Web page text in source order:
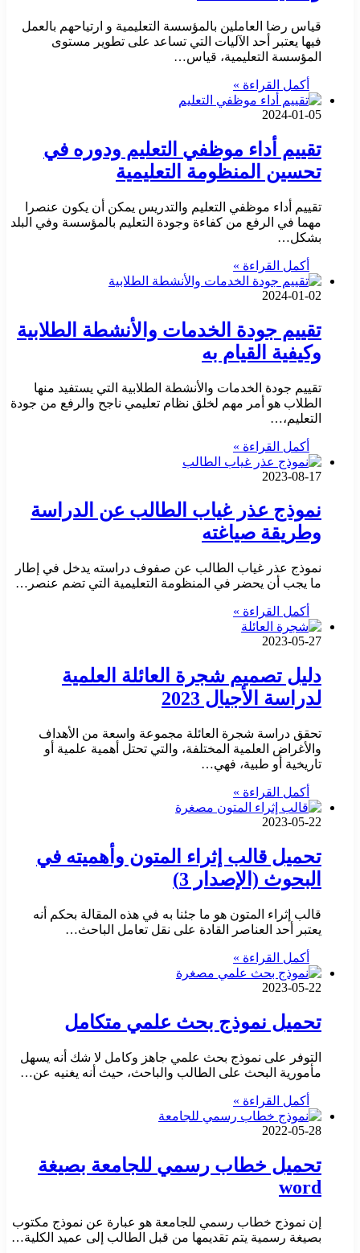
قياس رضا العاملين بالمؤسسة التعليمية و ارتياحهم بالعمل
فيها يعتبر أحد الآليات التي تساعد على تطوير مستوى
المؤسسة التعليمية، قياس…
أكمل القراءة »
2024-01-05
تقييم أداء موظفي التعليم ودوره في
تحسين المنظومة التعليمية
تقييم أداء موظفي التعليم والتدريس يمكن أن يكون عنصرا
مهما في الرفع من كفاءة وجودة التعليم بالمؤسسة وفي البلد
بشكل…
أكمل القراءة »
2024-01-02
تقييم جودة الخدمات والأنشطة الطلابية
وكيفية القيام به
تقييم جودة الخدمات والأنشطة الطلابية التي يستفيد منها
الطلاب هو أمر مهم لخلق نظام تعليمي ناجح والرفع من جودة
التعليم،…
أكمل القراءة »
2023-08-17
نموذج عذر غياب الطالب عن الدراسة
وطريقة صياغته
نموذج عذر غياب الطالب عن صفوف دراسته يدخل في إطار
ما يجب أن يحضر في المنظومة التعليمية التي تضم عنصر…
أكمل القراءة »
2023-05-27
دليل تصميم شجرة العائلة العلمية
لدراسة الأجيال 2023
تحقق دراسة شجرة العائلة مجموعة واسعة من الأهداف
والأغراض العلمية المختلفة، والتي تحتل أهمية علمية أو
تاريخية أو طبية، فهي…
أكمل القراءة »
2023-05-22
تحميل قالب إثراء المتون وأهميته في
البحوث (الإصدار 3)
قالب إثراء المتون هو ما جئنا به في هذه المقالة بحكم أنه
يعتبر أحد العناصر القادة على نقل تعامل الباحث…
أكمل القراءة »
2023-05-22
تحميل نموذج بحث علمي متكامل
التوفر على نموذج بحث علمي جاهز وكامل لا شك أنه يسهل
مأمورية البحث على الطالب والباحث، حيث أنه يغنيه عن…
أكمل القراءة »
2022-05-28
تحميل خطاب رسمي للجامعة بصيغة
word
إن نموذج خطاب رسمي للجامعة هو عبارة عن نموذج مكتوب
بصيغة رسمية يتم تقديمها من قبل الطالب إلى عميد الكلية…